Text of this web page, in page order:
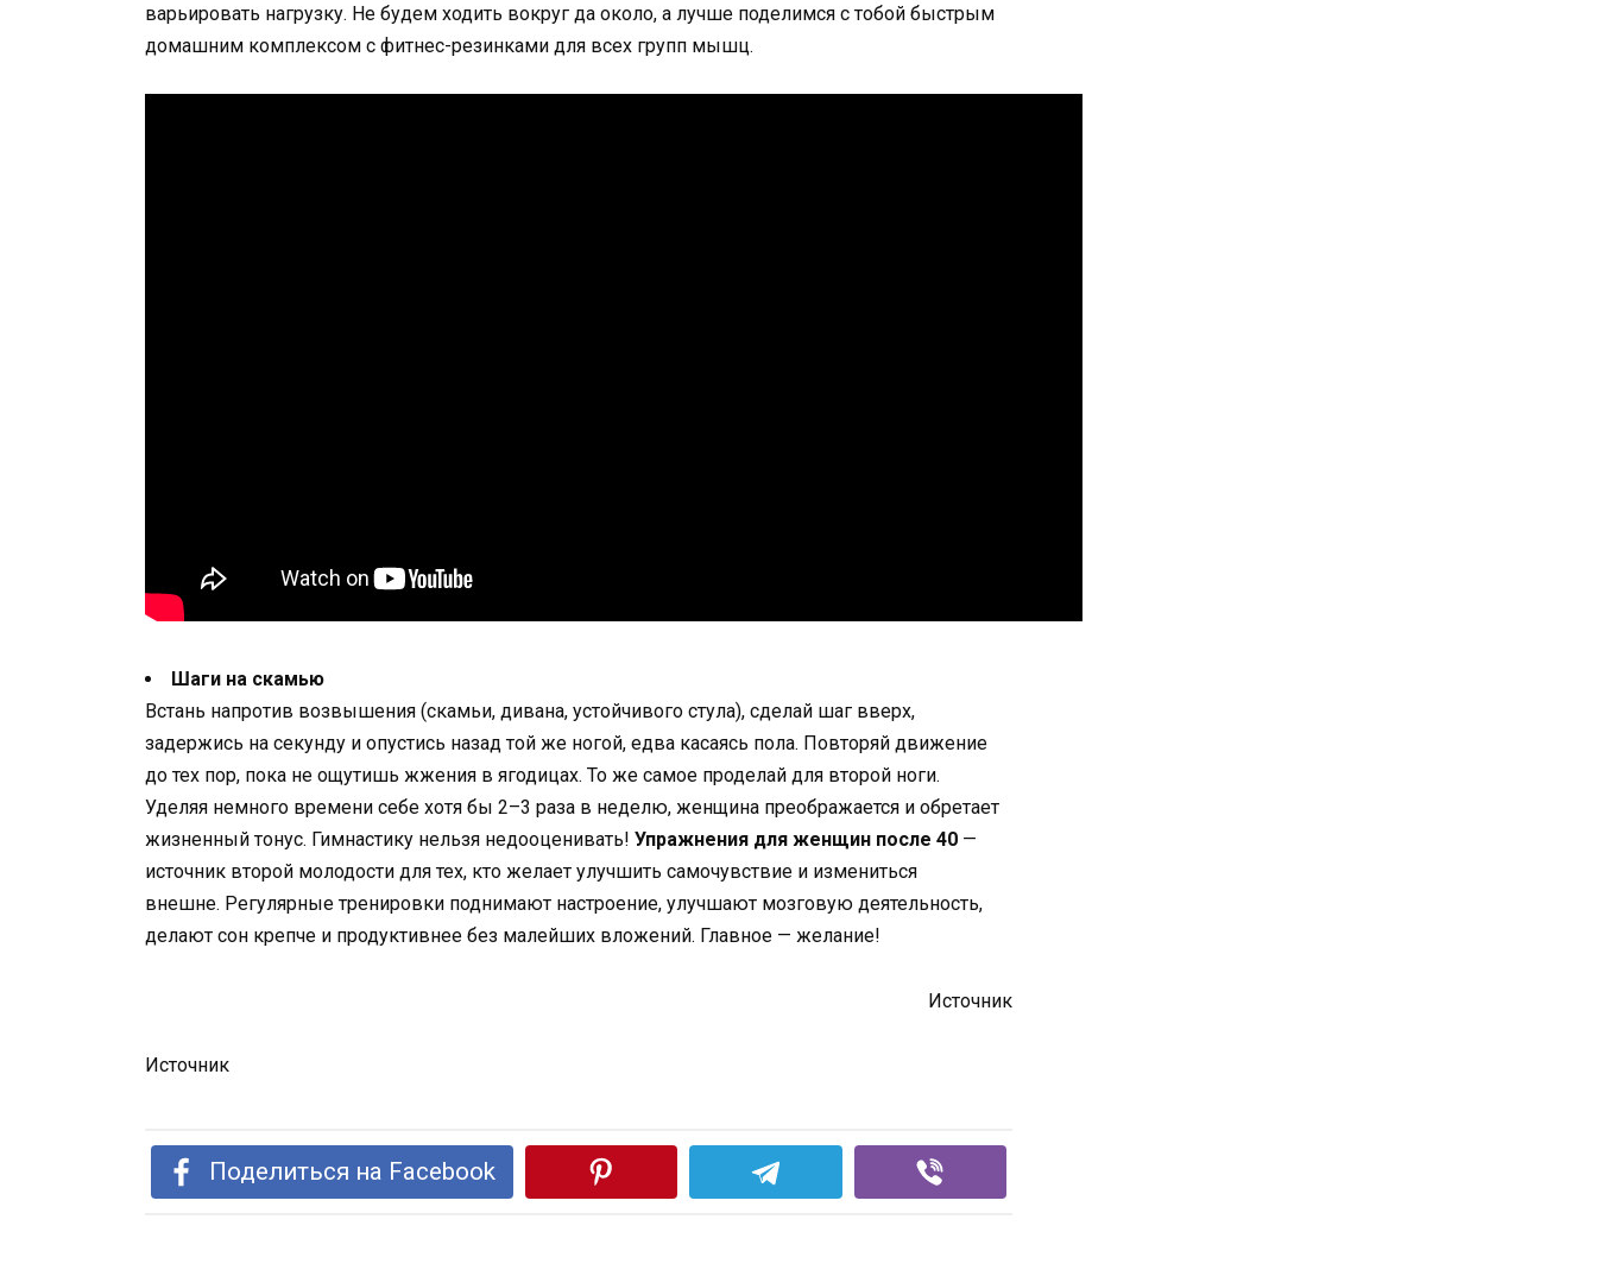
варьировать нагрузку. Не будем ходить вокруг да около, а лучше поделимся с тобой быстрым
домашним комплексом с фитнес-резинками для всех групп мышц.
Шаги на скамью
Встань напротив возвышения (скамьи, дивана, устойчивого стула), сделай шаг вверх,
задержись на секунду и опустись назад той же ногой, едва касаясь пола. Повторяй движение
до тех пор, пока не ощутишь жжения в ягодицах. То же самое проделай для второй ноги.
Уделяя немного времени себе хотя бы 2–3 раза в неделю, женщина преображается и обретает
жизненный тонус. Гимнастику нельзя недооценивать! Упражнения для женщин после 40 —
источник второй молодости для тех, кто желает улучшить самочувствие и измениться
внешне. Регулярные тренировки поднимают настроение, улучшают мозговую деятельность,
делают сон крепче и продуктивнее без малейших вложений. Главное — желание!
Источник
Источник
Поделиться на Facebook